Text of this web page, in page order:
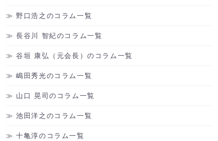
野口浩之のコラム一覧
長谷川 智紀のコラム一覧
谷垣 康弘（元会長）のコラム一覧
嶋田秀光のコラム一覧
山口 晃司のコラム一覧
池田洋之のコラム一覧
十亀淳のコラム一覧